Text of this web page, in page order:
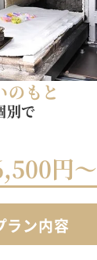
のもと
別で
円～
ラン内容